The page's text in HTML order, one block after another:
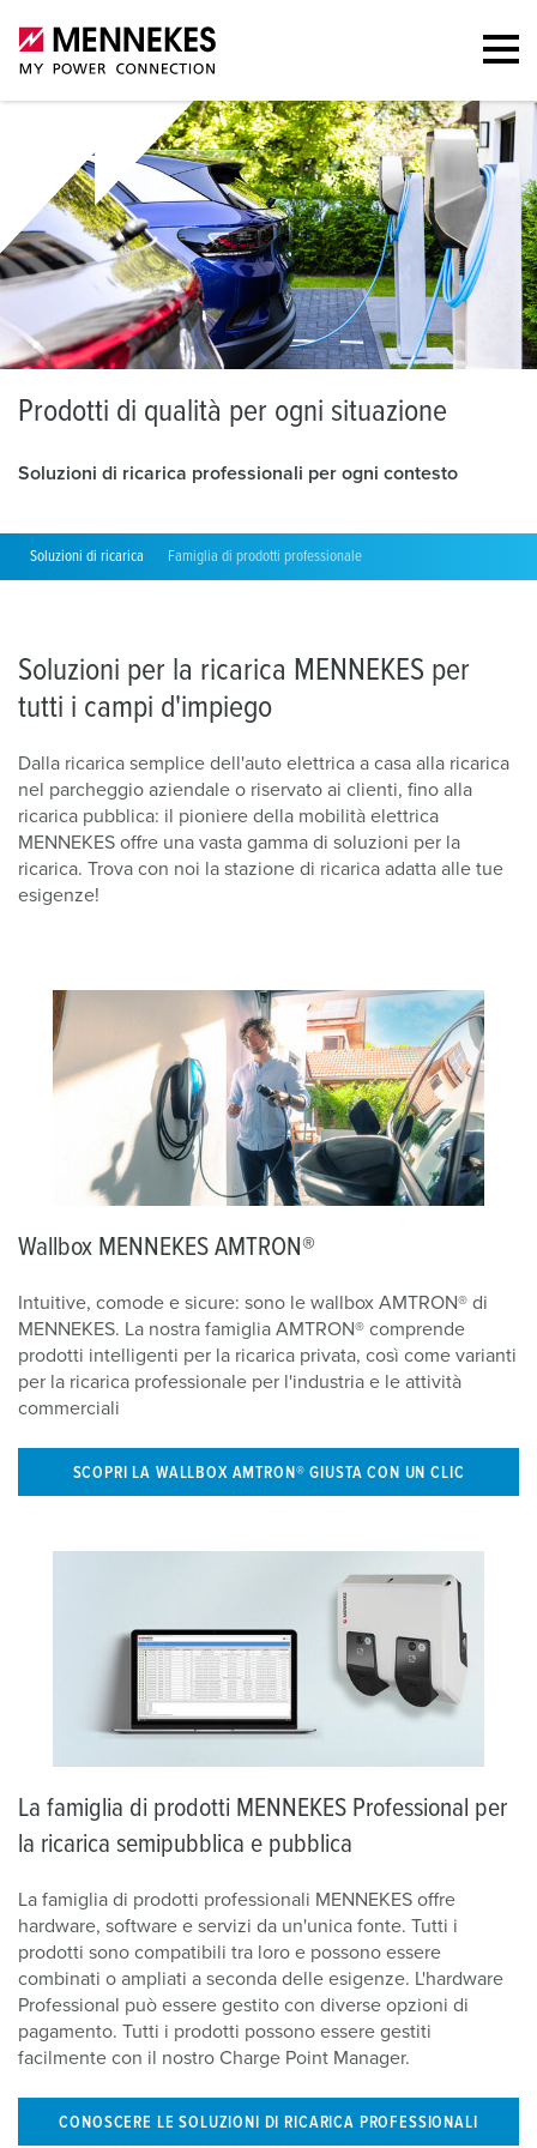
Prodotti di qualità per ogni situazione
Soluzioni di ricarica professionali per ogni contesto
Soluzioni di ricarica Famiglia di prodotti professionale
Soluzioni per la ricarica MENNEKES per
tutti i campi d'impiego
Dalla ricarica semplice dell'auto elettrica a casa alla ricarica
nel parcheggio aziendale o riservato ai clienti, fino alla
ricarica pubblica: il pioniere della mobilità elettrica
MENNEKES offre una vasta gamma di soluzioni per la
ricarica. Trova con noi la stazione di ricarica adatta alle tue
esigenze!
Wallbox MENNEKES AMTRON®
Intuitive, comode e sicure: sono le wallbox AMTRON® di
MENNEKES. La nostra famiglia AMTRON® comprende
prodotti intelligenti per la ricarica privata, così come varianti
per la ricarica professionale per l'industria e le attività
commerciali
SCOPRI LA WALLBOX AMTRON® GIUSTA CON UN CLIC
La famiglia di prodotti MENNEKES Professional per
la ricarica semipubblica e pubblica
La famiglia di prodotti professionali MENNEKES offre
hardware, software e servizi da un'unica fonte. Tutti i
prodotti sono compatibili tra loro e possono essere
combinati o ampliati a seconda delle esigenze. L'hardware
Professional può essere gestito con diverse opzioni di
pagamento. Tutti i prodotti possono essere gestiti
facilmente con il nostro Charge Point Manager.
CONOSCERE LE SOLUZIONI DI RICARICA PROFESSIONALI